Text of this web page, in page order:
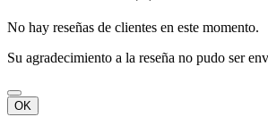
No hay reseñas de clientes en este momento.
Su agradecimiento a la reseña no pudo ser
OK